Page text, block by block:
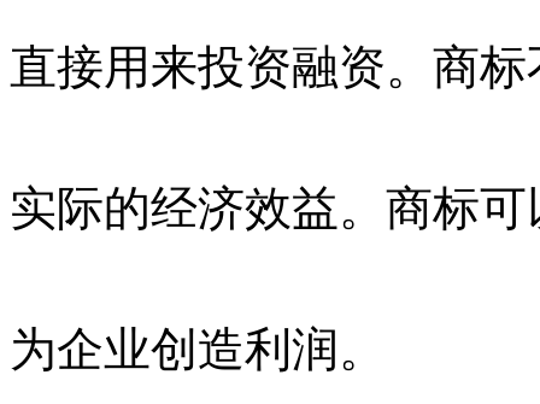
直接用来投资融资。商
实际的经济效益。商标
为企业创造利润。